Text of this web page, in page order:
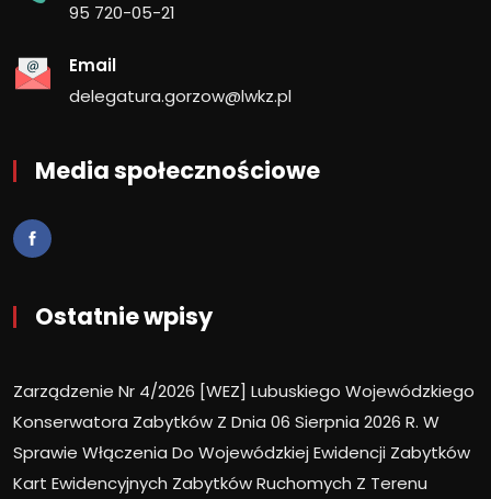
95 720-05-21
Email
delegatura.gorzow@lwkz.pl
Media społecznościowe
Ostatnie wpisy
Zarządzenie Nr 4/2026 [WEZ] Lubuskiego Wojewódzkiego
Konserwatora Zabytków Z Dnia 06 Sierpnia 2026 R. W
Sprawie Włączenia Do Wojewódzkiej Ewidencji Zabytków
Kart Ewidencyjnych Zabytków Ruchomych Z Terenu